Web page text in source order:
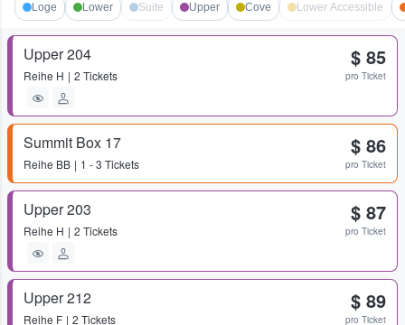
Loge Lower Suite Upper Cove Lower Accessible
Upper 204
Reihe H 2 Tickets
$ 85
pro Ticket
Summit Box 17
Reihe BB 1 - 3 Tickets
$ 86
pro Ticket
Upper 203
Reihe H 2 Tickets
$ 87
pro Ticket
Upper 212
Reihe F 2 Tickets
$ 89
pro Ticket